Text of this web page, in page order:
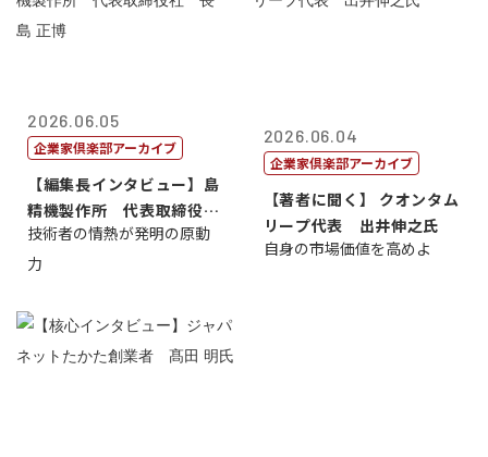
2026.06.05
企業家倶楽部アーカイブ
【編集長インタビュー】島
精機製作所 代表取締役
社 長 島 正...
技術者の情熱が発明の原動
力
2026.06.04
企業家倶楽部アーカイブ
【著者に聞く】 クオンタム
リープ代表 出井伸之氏
自身の市場価値を高めよ